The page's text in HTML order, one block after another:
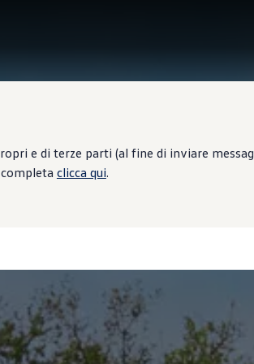
e di terze parti (al fine di inviare
clicca qui.